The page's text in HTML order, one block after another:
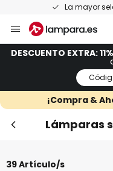
La mayor
al
contenido
DESCUENTO EXTRA:
¡Compra &
Lámparas
39 Artículo/s